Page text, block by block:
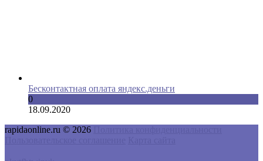
Бесконтактная оплата яндекс.деньги
0
18.09.2020
rapidaonline.ru © 2026